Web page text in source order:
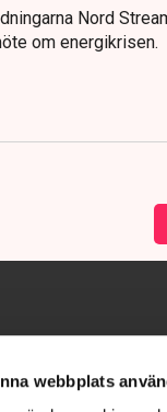
webbplats
Nord
om energikrisen.